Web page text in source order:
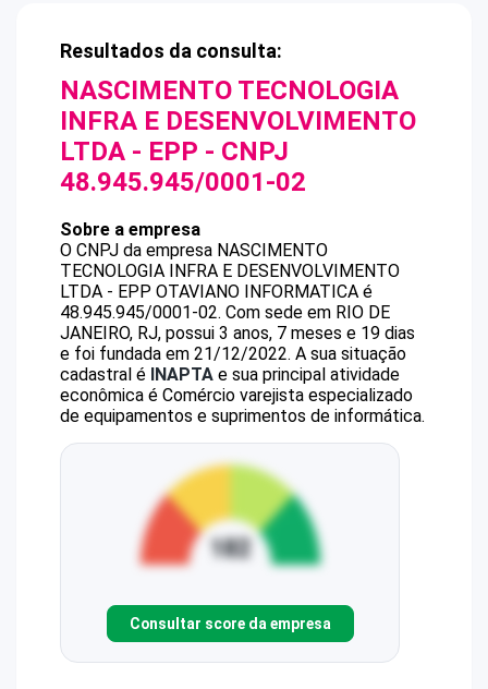
Resultados da consulta:
NASCIMENTO TECNOLOGIA
INFRA E DESENVOLVIMENTO
LTDA - EPP - CNPJ
48.945.945/0001-02
Sobre a empresa
O CNPJ da empresa NASCIMENTO
TECNOLOGIA INFRA E DESENVOLVIMENTO
LTDA - EPP OTAVIANO INFORMATICA é
48.945.945/0001-02. Com sede em RIO DE
JANEIRO, RJ, possui 3 anos, 7 meses e 19 dias
e foi fundada em 21/12/2022. A sua situação
cadastral é INAPTA e sua principal atividade
econômica é Comércio varejista especializado
de equipamentos e suprimentos de informática.
Consultar score da empresa